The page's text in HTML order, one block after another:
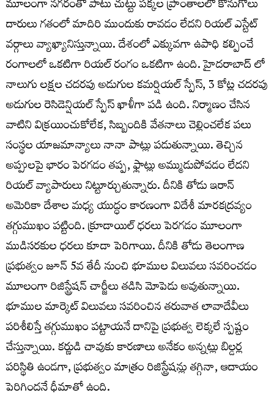
మూలంగా నగరంతో పాటు చుట్టు పక్కల ప్రాంతాలలో కొనుగోలు
దారులు గతంలో మాదిరి ముందుకు రావడం లేదని రియల్‌ ఎస్టేట్‌
వర్గాలు వ్యాఖ్యానిస్తున్నాయి. దేశంలో ఎక్కువగా ఉపాధి కల్పించే
రంగాలలో ఒకటిగా రియల్ రంగం ఒకటిగా ఉంది. హైదరాబాద్ లో
నాలుగు లక్షల చదరపు అడుగుల కమర్షియల్ స్పేస్, 3 కోట్ల చదరపు
అడుగుల రెసిడెన్షియల్ స్పేస్ ఖాళీగా పడి ఉంది. నిర్మాణం చేసిన
వాటిని విక్రయించుకోలేక, సిబ్బందికి వేతనాలు చెల్లించలేక పలు
సంస్థల యాజమాన్యాలు నానా పాట్లు పడుతున్నాయి. తెచ్చిన
అప్పులపై భారం పెరగడం తప్ప, ఫ్లాట్లు అమ్ముడుపోవడం లేదని
రియల్ వ్యాపారులు నిట్టూర్చుతున్నారు. దీనికి తోడు ఇరాన్
అమెరికా దేశాల మధ్య యుద్ధం కారణంగా విదేశీ మారకద్రవ్యం
తగ్గుముఖం పట్టింది. క్రూడాయిల్ ధరలు పెరగడం మూలంగా
ముడిసరకుల ధరలు కూడా పెరిగాయి. దీనికి తోడు తెలంగాణ
ప్రభుత్వం జూన్ 5వ తేదీ నుంచి భూముల విలువలు సవరించడం
మూలంగా రిజిస్ట్రేషన్ చార్జీలు తడిసి మోపెడు అవుతున్నాయి.
భూముల మార్కెట్ విలువలు సవరించిన తరువాత లావాదేవీలు
పరిశీలిస్తే తగ్గుముఖం పట్టాయనే దానిపై ప్రభుత్వ లెక్కలే స్పష్టం
చేస్తున్నాయి. కర్ణుడి చావుకు కారణాలు అనేకం అన్నట్లు బిల్డర్ల
పరిస్థితి ఉండగా, ప్రభుత్వం మాత్రం రిజిస్ట్రేషన్లు తగ్గినా, ఆదాయం
పెరిగిందనే ధీమాతో ఉంది.